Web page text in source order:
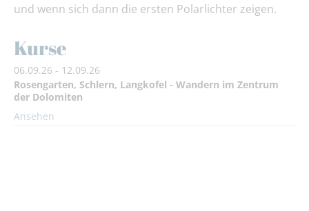
und wenn sich dann die ersten Polarlichter zeigen.
Kurse
06.09.26 - 12.09.26
Rosengarten, Schlern, Langkofel - Wandern im Zentrum
der Dolomiten
Ansehen